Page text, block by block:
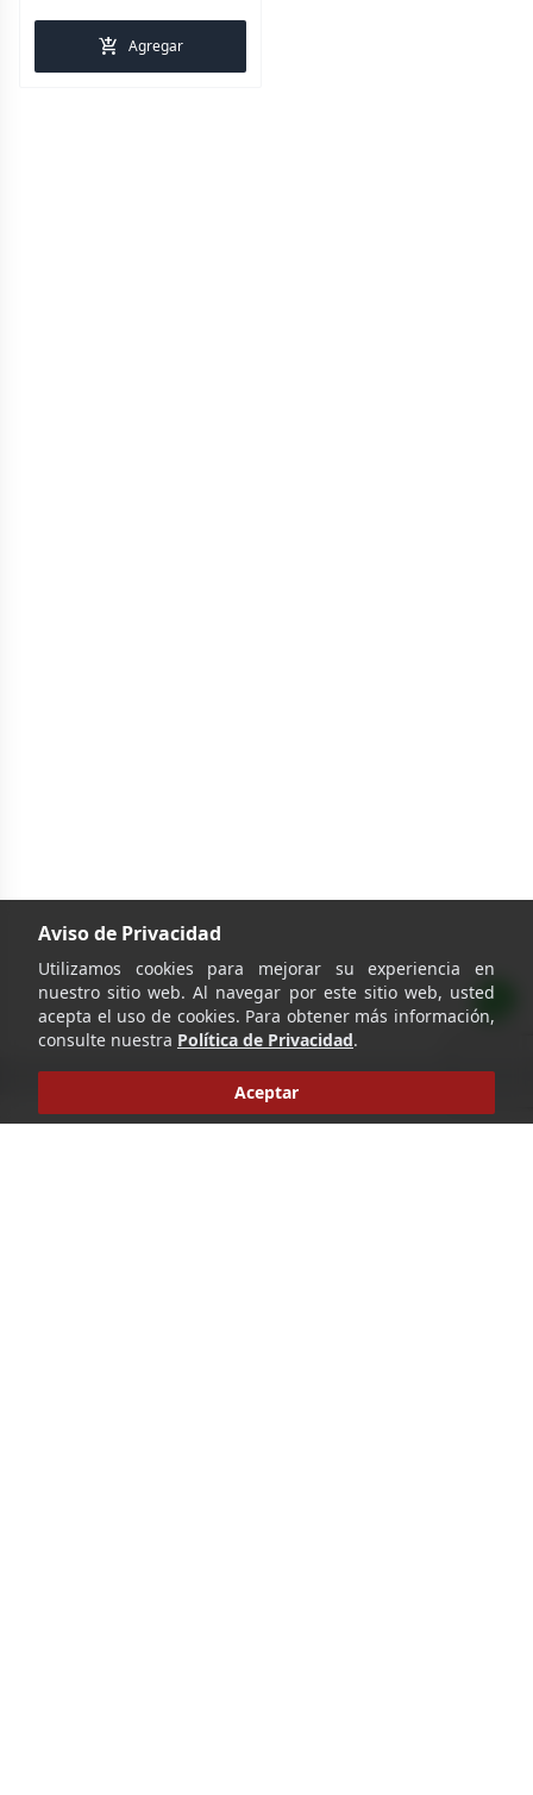
add_shopping_cart Agregar
Aviso de Privacidad
Utilizamos cookies para mejorar su experiencia en
nuestro sitio web. Al navegar por este sitio web, usted
acepta el uso de cookies. Para obtener más información,
consulte nuestra Política de Privacidad.
Aceptar